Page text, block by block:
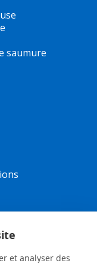
saumure
et analyser des